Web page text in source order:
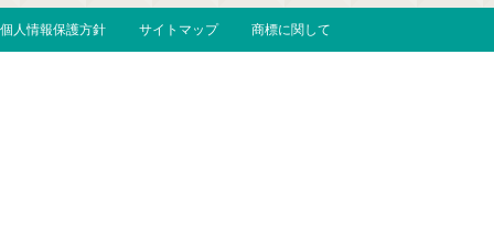
個人情報保護方針 サイトマップ 商標に関して